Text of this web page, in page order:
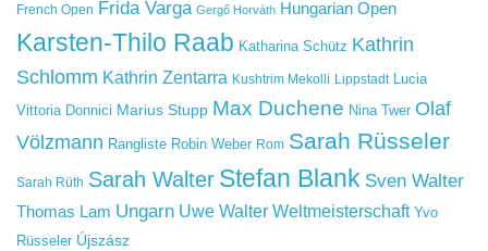
French Open Frida Varga Gergő Horváth Hungarian Open
Karsten-Thilo Raab Katharina Schütz Kathrin
Schlomm Kathrin Zentarra Kushtrim Mekolli Lippstadt Lucia
Vittoria Donnici Marius Stupp Max Duchene Nina Twer Olaf
Völzmann Rangliste Robin Weber Rom Sarah Rüsseler
Sarah Rüth Sarah Walter Stefan Blank Sven Walter
Thomas Lam Ungarn Uwe Walter Weltmeisterschaft Yvo
Rüsseler Újszász